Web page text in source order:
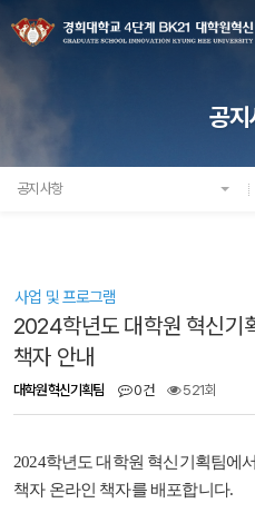
공
공지사항
사업 및 프로그램
2024학년도 대학원 혁신
책자 안내
대학원혁신기획팀 0건 521회
2024학년도 대학원 혁신기획팀에
책자 온라인 책자를 배포합니다.